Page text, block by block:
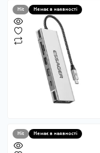
Hit Немає в наявності
Hit Немає в наявності